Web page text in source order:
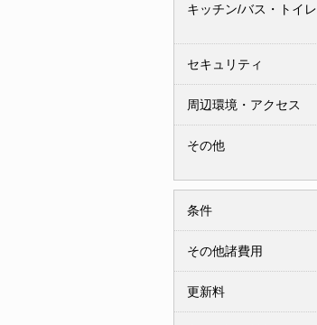
キッチン/バス・トイレ
セキュリティ
周辺環境・アクセス
その他
条件
その他諸費用
更新料